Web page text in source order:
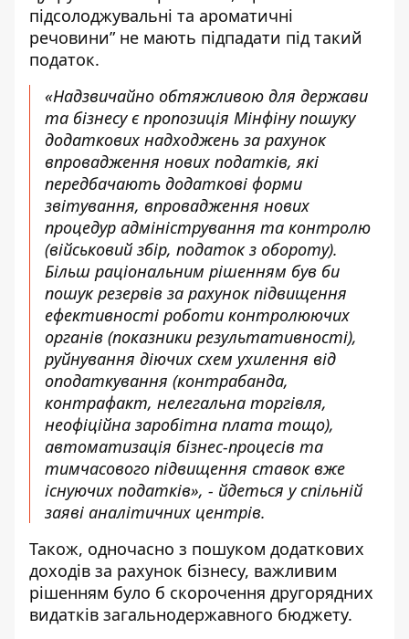
підсолоджувальні та ароматичні
речовини” не мають підпадати під такий
податок.
«Надзвичайно обтяжливою для держави
та бізнесу є пропозиція Мінфіну пошуку
додаткових надходжень за рахунок
впровадження нових податків, які
передбачають додаткові форми
звітування, впровадження нових
процедур адміністрування та контролю
(військовий збір, податок з обороту).
Більш раціональним рішенням був би
пошук резервів за рахунок підвищення
ефективності роботи контролюючих
органів (показники результативності),
руйнування діючих схем ухилення від
оподаткування (контрабанда,
контрафакт, нелегальна торгівля,
неофіційна заробітна плата тощо),
автоматизація бізнес-процесів та
тимчасового підвищення ставок вже
існуючих податків», - йдеться у спільній
заяві аналітичних центрів.
Також, одночасно з пошуком додаткових
доходів за рахунок бізнесу, важливим
рішенням було б скорочення другорядних
видатків загальнодержавного бюджету.